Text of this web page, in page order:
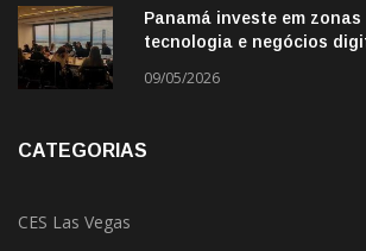
Panamá investe em
tecnologia e negócios
09/05/2026
CATEGORIAS
CES Las Vegas